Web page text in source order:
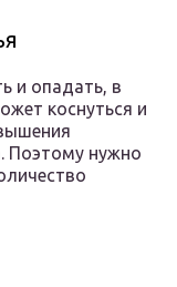
и опадать, в
коснуться и
Поэтому нужно